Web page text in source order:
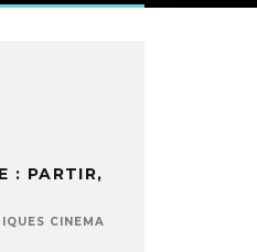
: PARTIR,
CINEMA